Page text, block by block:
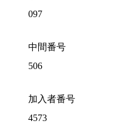
097
中間番号
506
加入者番号
4573